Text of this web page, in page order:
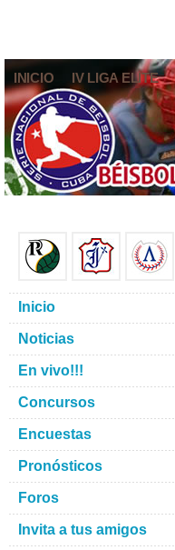
INICIO IV LIGA ELITE
Inicio
Noticias
En vivo!!!
Concursos
Encuestas
Pronósticos
Foros
Invita a tus amigos